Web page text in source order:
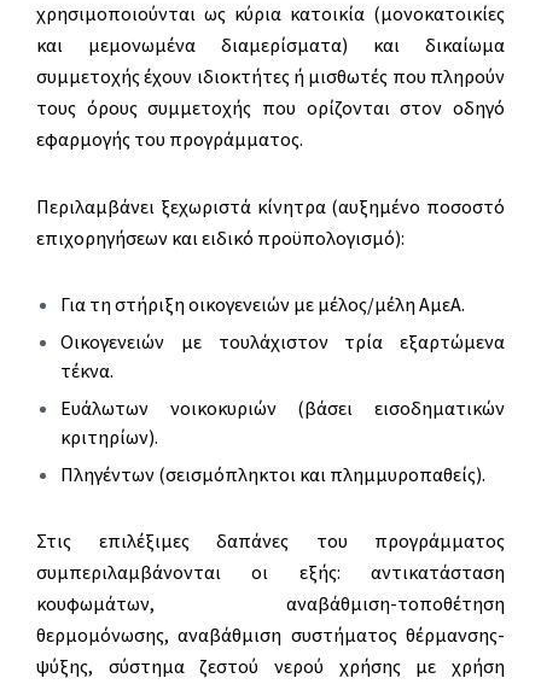
χρησιμοποιούνται ως κύρια κατοικία (μονοκατοικίες
και μεμονωμένα διαμερίσματα) και δικαίωμα
συμμετοχής έχουν ιδιοκτήτες ή μισθωτές που πληρούν
τους όρους συμμετοχής που ορίζονται στον οδηγό
εφαρμογής του προγράμματος.
Περιλαμβάνει ξεχωριστά κίνητρα (αυξημένο ποσοστό
επιχορηγήσεων και ειδικό προϋπολογισμό):
Για τη στήριξη οικογενειών με μέλος/μέλη ΑμεΑ.
Οικογενειών με τουλάχιστον τρία εξαρτώμενα
τέκνα.
Ευάλωτων νοικοκυριών (βάσει εισοδηματικών
κριτηρίων).
Πληγέντων (σεισμόπληκτοι και πλημμυροπαθείς).
Στις επιλέξιμες δαπάνες του προγράμματος
συμπεριλαμβάνονται οι εξής: αντικατάσταση
κουφωμάτων, αναβάθμιση-τοποθέτηση
θερμομόνωσης, αναβάθμιση συστήματος θέρμανσης-
ψύξης, σύστημα ζεστού νερού χρήσης με χρήση